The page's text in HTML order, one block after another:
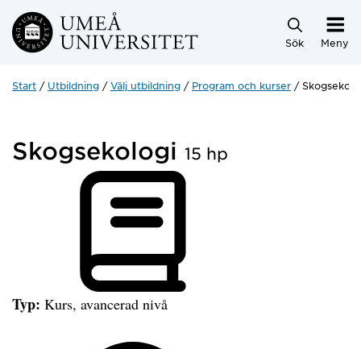
Hoppa direkt till innehållet
Sök Meny
Start Utbildning Välj utbildning Program och kurser
Skogsekologi 15 hp
Typ: Kurs, avancerad nivå